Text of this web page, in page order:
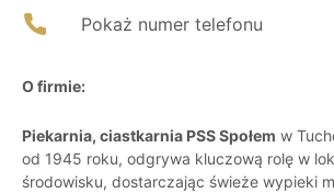
Pokaż numer telefonu
O firmie:
Piekarnia, ciastkarnia PSS Społem w
od 1945 roku, odgrywa kluczową rolę w
środowisku, dostarczając świeże wypieki